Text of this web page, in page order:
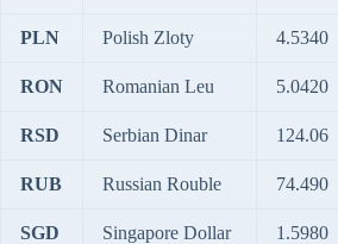
PLN Polish Zloty 4.5340
RON Romanian Leu 5.0420
RSD Serbian Dinar 124.06
RUB Russian Rouble 74.490
SGD Singapore Dollar 1.5980